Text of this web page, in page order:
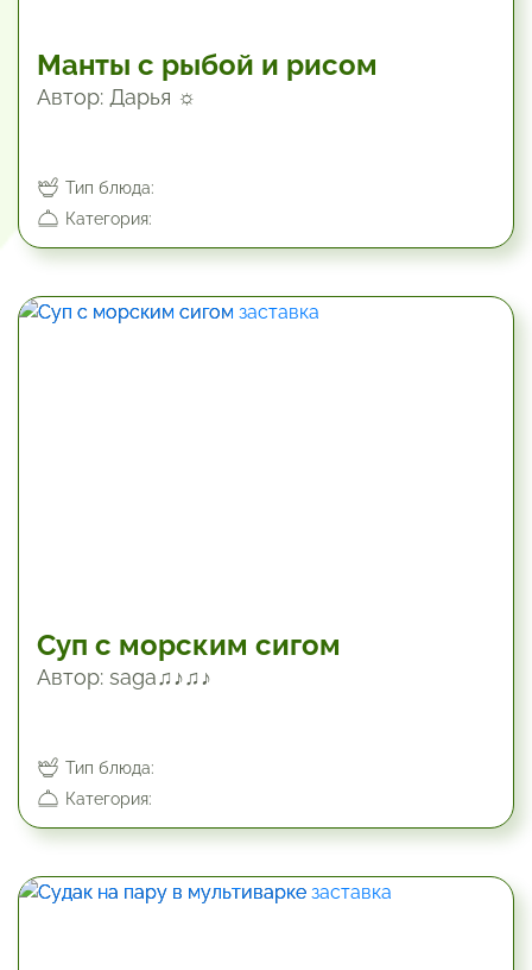
Манты с рыбой и рисом
Автор: Дарья ☼
Тип блюда:
Категория:
Суп с морским сигом
Автор: saga♫♪♫♪
Тип блюда:
Категория: